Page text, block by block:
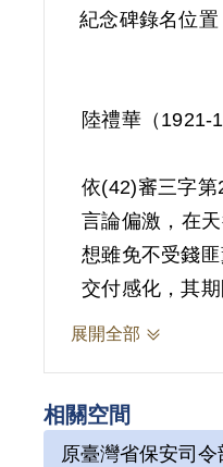
紀念碑錄名位置
陸禮華（1921-
依(42)審三字
言論偏激，在
想雖免不受錢
交付感化，其
而不告密檢舉
2018年12月經
展開全部
相關空間
原臺灣省保安司令